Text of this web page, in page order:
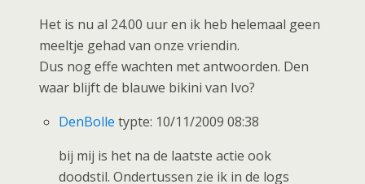
Het is nu al 24.00 uur en ik heb helemaal geen
meeltje gehad van onze vriendin.
Dus nog effe wachten met antwoorden. Den
waar blijft de blauwe bikini van Ivo?
DenBolle typte: 10/11/2009 08:38
bij mij is het na de laatste actie ook
doodstil. Ondertussen zie ik in de logs